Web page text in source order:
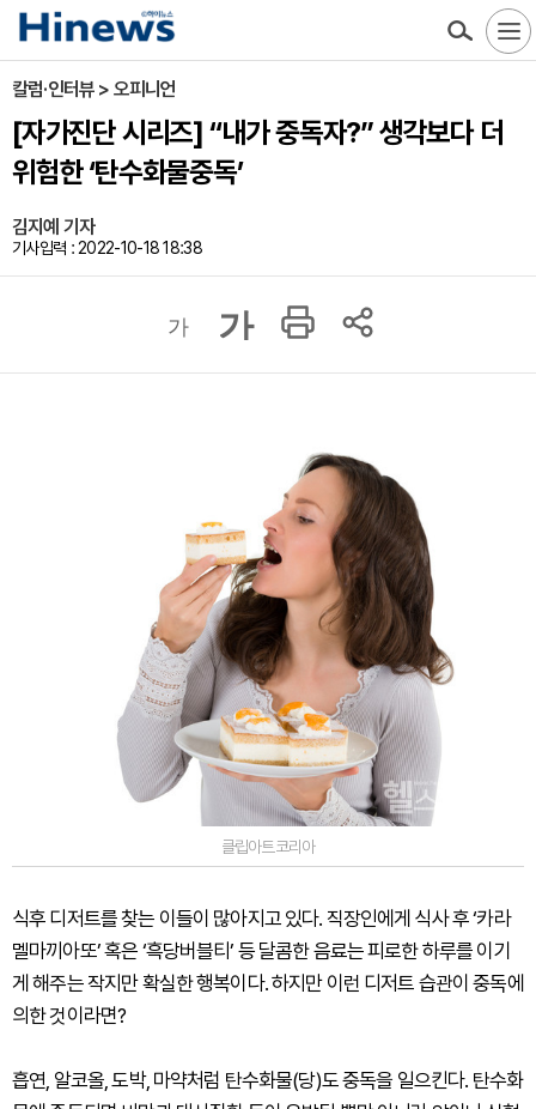
칼럼·인터뷰 > 오피니언
[자가진단 시리즈] “내가 중독자?” 생각보다 더
위험한 ‘탄수화물중독’
김지예 기자
기사입력 : 2022-10-18 18:38
가 가
클립아트코리아
식후 디저트를 찾는 이들이 많아지고 있다. 직장인에게 식사 후 ‘카라
멜마끼아또’ 혹은 ‘흑당버블티’ 등 달콤한 음료는 피로한 하루를 이기
게 해주는 작지만 확실한 행복이다. 하지만 이런 디저트 습관이 중독에
의한 것이라면?
흡연, 알코올, 도박, 마약처럼 탄수화물(당)도 중독을 일으킨다. 탄수화